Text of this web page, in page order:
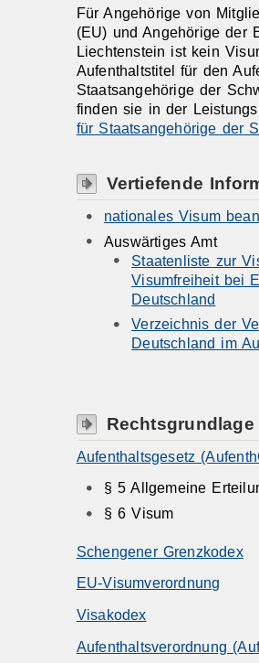
Für Angehörige von
(EU) und Angehörige der
Liechtenstein ist kein
Aufenthaltstitel für den
Staatsangehörige der
finden sie in der
für Staatsangehörige der
Vertiefende
nationales Visum
Auswärtiges Amt
Staatenliste zur
Visumfreiheit bei
Deutschland
Verzeichnis der
Deutschland im
Rechtsgrundlage
Aufenthaltsgesetz
§ 5 Allgemeine
§ 6 Visum
Schengener Grenzkodex
EU-Visumverordnung
Visakodex
Aufenthaltsverordnung